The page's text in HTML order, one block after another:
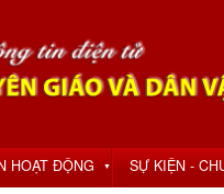
HOẠT ĐỘNG ▼ SỰ KIỆN -